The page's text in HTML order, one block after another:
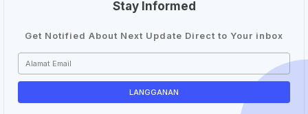
Stay Informed
Get Notified About Next Update Direct to Your inbox